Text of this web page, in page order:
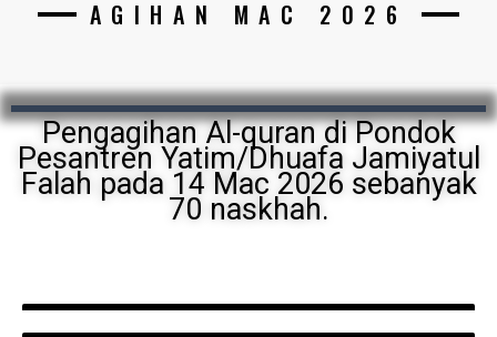
AGIHAN MAC 2026
Pengagihan Al-quran di Pondok
Pesantren Yatim/Dhuafa Jamiyatul
Falah pada 14 Mac 2026 sebanyak
70 naskhah.